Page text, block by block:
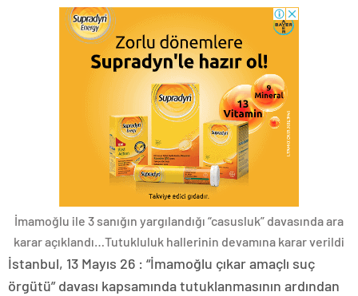
İmamoğlu ile 3 sanığın yargılandığı “casusluk” davasında ara
karar açıklandı…Tutukluluk hallerinin devamına karar verildi
İstanbul, 13 Mayıs 26 : “İmamoğlu çıkar amaçlı suç
örgütü” davası kapsamında tutuklanmasının ardından